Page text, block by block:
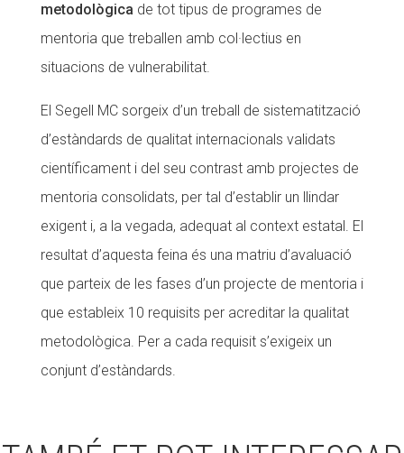
metodològica de tot tipus de programes de
mentoria que treballen amb col·lectius en
situacions de vulnerabilitat.
El Segell MC sorgeix d’un treball de sistematització
d’estàndards de qualitat internacionals validats
científicament i del seu contrast amb projectes de
mentoria consolidats, per tal d’establir un llindar
exigent i, a la vegada, adequat al context estatal. El
resultat d’aquesta feina és una matriu d’avaluació
que parteix de les fases d’un projecte de mentoria i
que estableix 10 requisits per acreditar la qualitat
metodològica. Per a cada requisit s’exigeix un
conjunt d’estàndards.